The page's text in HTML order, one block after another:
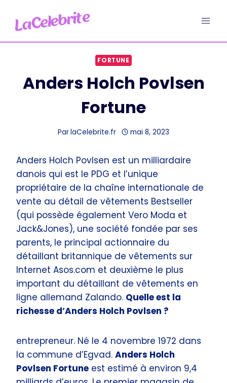
contenu
FORTUNE
Anders Holch Povlsen
Fortune
ParlaCelebrite.fr mai 8, 2023
Anders Holch Povlsen est un milliardaire
danois qui est le PDG et l’unique
propriétaire de la chaîne internationale de
vente au détail de vêtements Bestseller
(qui possède également Vero Moda et
Jack&Jones), une société fondée par ses
parents, le principal actionnaire du
détaillant britannique de vêtements sur
Internet Asos.com et deuxième le plus
important du détaillant de vêtements en
ligne allemand Zalando. Quelle est la
richesse d’Anders Holch Povlsen ?
entrepreneur. Né le 4 novembre 1972 dans
la commune d’Egvad. Anders Holch
Povlsen Fortune est estimé à environ 9,4